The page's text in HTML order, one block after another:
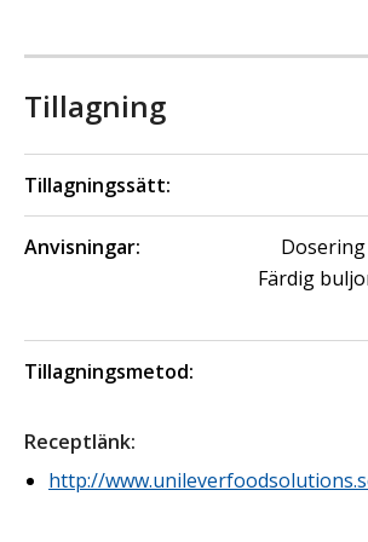
Tillagning
Tillagningssätt:
Anvisningar:
Färdig
Tillagningsmetod:
Receptlänk:
http://